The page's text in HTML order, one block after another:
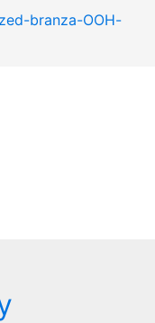
branza-OOH-